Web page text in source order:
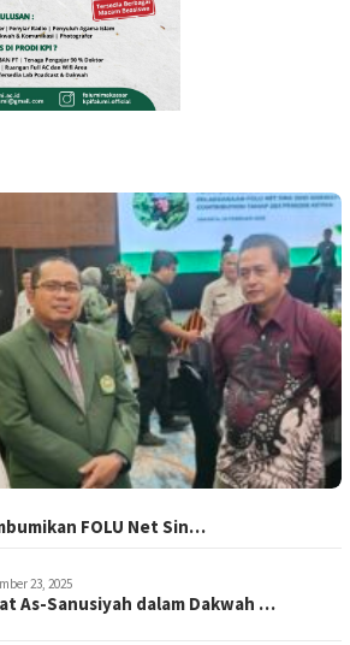
FOLU Net Sin…
23, 2025
As-Sanusiyah dalam Dakwah …